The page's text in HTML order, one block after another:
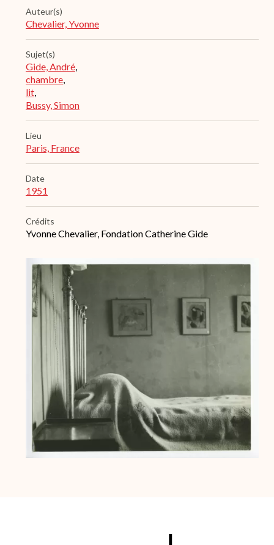
Auteur(s)
Chevalier, Yvonne
Sujet(s)
Gide, André,
chambre,
lit,
Bussy, Simon
Lieu
Paris, France
Date
1951
Crédits
Yvonne Chevalier, Fondation Catherine Gide
Archive